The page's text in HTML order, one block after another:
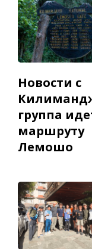
Новости с
группа
маршруту
Лемошо